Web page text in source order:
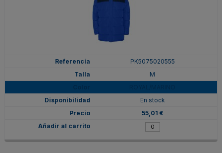
PK5075020555
M
En stock
55,01 €